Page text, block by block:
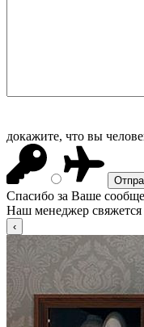
докажите, что вы
Спасибо за Ваше
Наш менеджер